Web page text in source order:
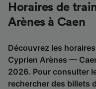
Horaires de
Arènes à Caen
Découvrez les
Cyprien Arènes —
2026. Pour consulter
rechercher des billets